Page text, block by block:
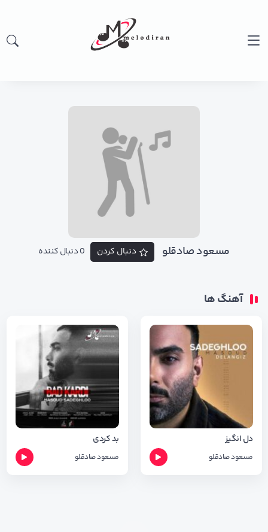
مسعود صادقلو دنبال کردن 0 دنبال کننده
آهنگ ها
دل انگیز
مسعود صادقلو
بد کردی
مسعود صادقلو